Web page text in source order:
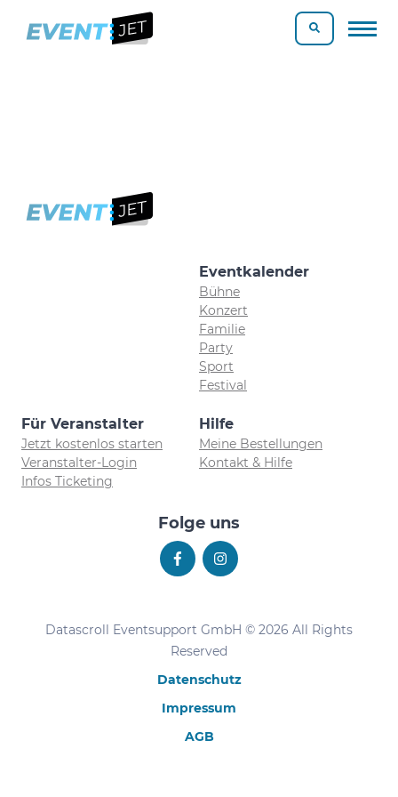
Eventkalender
Bühne
Konzert
Familie
Party
Sport
Festival
Für Veranstalter
Jetzt kostenlos starten
Veranstalter-Login
Infos Ticketing
Hilfe
Meine Bestellungen
Kontakt & Hilfe
Folge uns
Datascroll Eventsupport GmbH © 2026 All Rights
Reserved
Datenschutz
Impressum
AGB